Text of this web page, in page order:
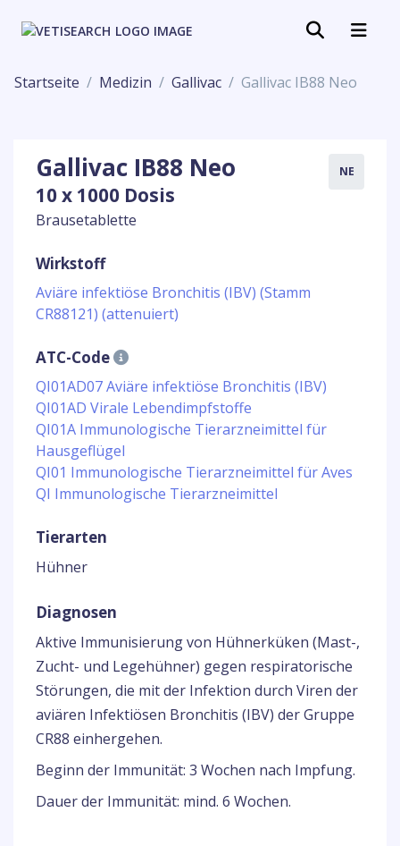
Startseite Medizin Gallivac Gallivac IB88 Neo
Gallivac IB88 Neo
10 x 1000 Dosis
Brausetablette
NE
Wirkstoff
Aviäre infektiöse Bronchitis (IBV) (Stamm
CR88121) (attenuiert)
ATC-Code
QI01AD07 Aviäre infektiöse Bronchitis (IBV)
QI01AD Virale Lebendimpfstoffe
QI01A Immunologische Tierarzneimittel für
Hausgeflügel
QI01 Immunologische Tierarzneimittel für Aves
QI Immunologische Tierarzneimittel
Tierarten
Hühner
Diagnosen
Aktive Immunisierung von Hühnerküken (Mast-,
Zucht- und Legehühner) gegen respiratorische
Störungen, die mit der Infektion durch Viren der
aviären Infektiösen Bronchitis (IBV) der Gruppe
CR88 einhergehen.
Beginn der Immunität: 3 Wochen nach Impfung.
Dauer der Immunität: mind. 6 Wochen.